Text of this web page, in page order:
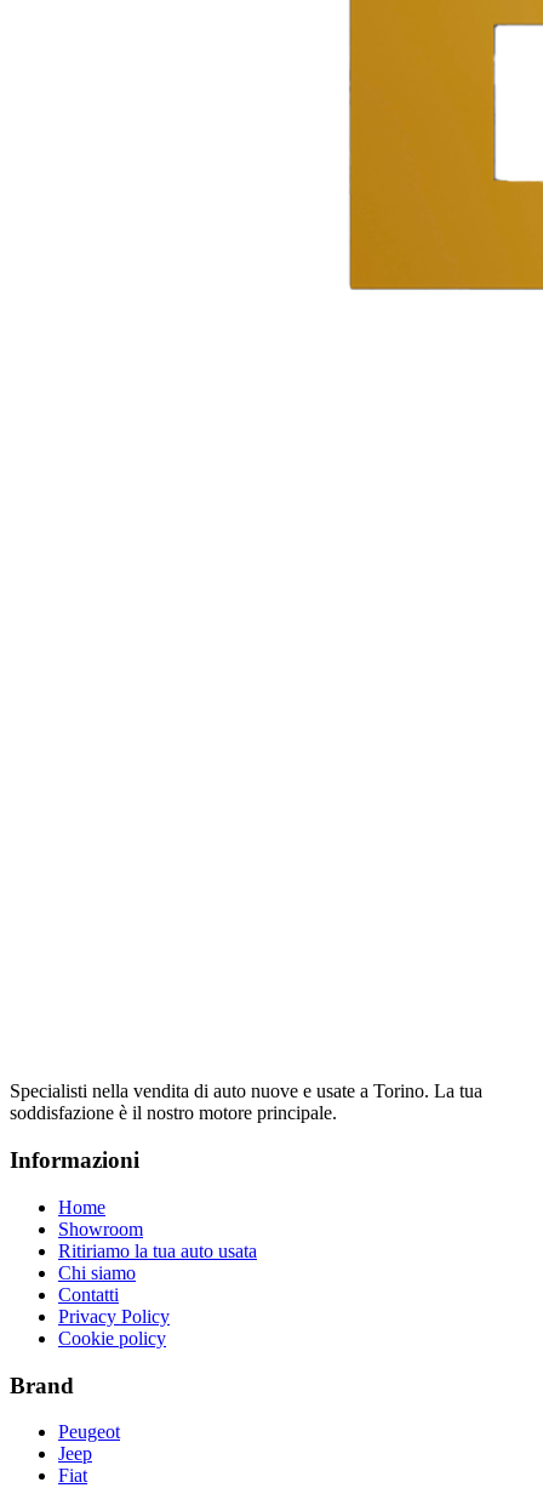
Specialisti nella vendita di auto nuove e usate a Torino. La tua
soddisfazione è il nostro motore principale.
Informazioni
Home
Showroom
Ritiriamo la tua auto usata
Chi siamo
Contatti
Privacy Policy
Cookie policy
Brand
Peugeot
Jeep
Fiat